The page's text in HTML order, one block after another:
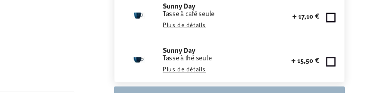
Sunny Day
Tasse à café seule
Plus de détails
+ 17,10 €
Sunny Day
Tasse à thé seule
Plus de détails
+ 15,50 €